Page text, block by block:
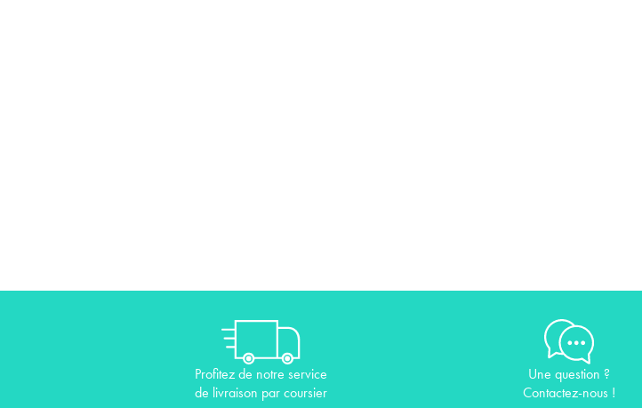
Profitez de notre service
de livraison par coursier
Une question ?
Contactez-nous !